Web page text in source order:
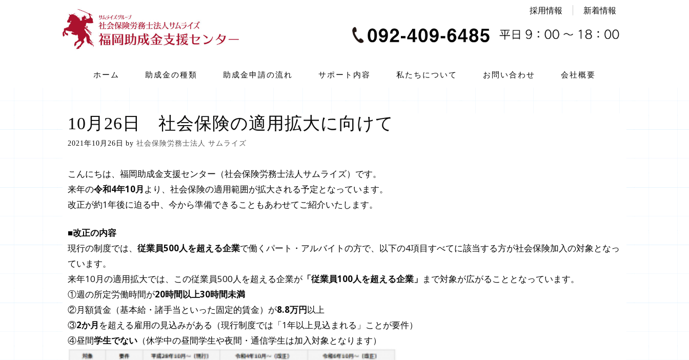
採用情報 新着情報
ホーム 助成金の種類 助成金申請の流れ サポート内容 私たちについて お問い合わせ 会社概要
10月26日 社会保険の適用拡大に向けて
2021年10月26日 by 社会保険労務士法人 サムライズ
こんにちは、福岡助成金支援センター（社会保険労務士法人サムライズ）です。
来年の令和4年10月 より、社会保険の適用範囲が拡大される予定となっています。
改正が約1年後に迫る中、今から準備できることもあわせてご紹介いたします。
■改正の内容
現行の制度では、 従業員500人を超える企業で働くパート・アルバイトの方で、以下の4項目すべてに該当する方が社会保険加入の対象となっ
ています。
来年10月の適用拡大では、この従業員500人を超える企業が 「従業員100人を超える企業」 まで対象が広がることとなっています。
①週の所定労働時間が20時間以上30時間未満
②月額賃金（基本給・諸手当といった固定的賃金）が8.8万円以上
③2か月 を超える雇用の見込みがある（現行制度では「1年以上見込まれる」ことが要件）
④昼間学生でない （休学中の昼間学生や夜間・通信学生は加入対象となります）